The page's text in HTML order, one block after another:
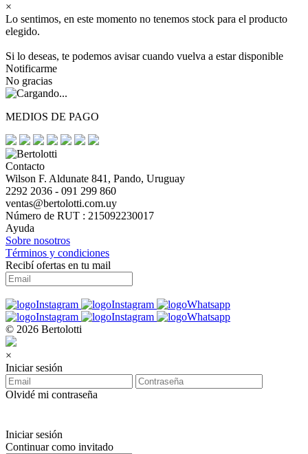
×
Lo sentimos, en este momento no tenemos stock para el producto
elegido.
Si lo deseas, te podemos avisar cuando vuelva a estar disponible
Notificarme
No gracias
MEDIOS DE PAGO
Contacto
Wilson F. Aldunate 841, Pando, Uruguay
2292 2036 - 091 299 860
ventas@bertolotti.com.uy
Número de RUT : 215092230017
Ayuda
Sobre nosotros
Términos y condiciones
Recibí ofertas en tu mail
© 2026 Bertolotti
×
Iniciar sesión
Olvidé mi contraseña
Iniciar sesión
Continuar como invitado